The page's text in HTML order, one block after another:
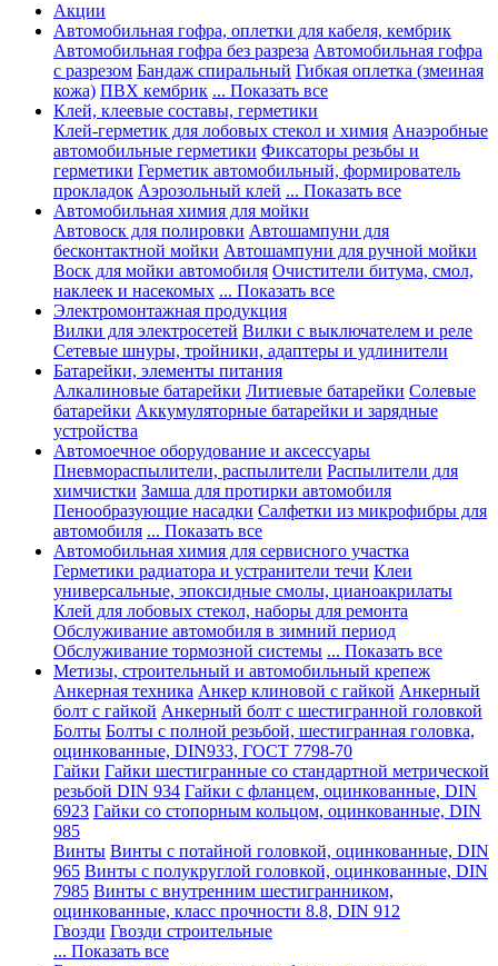
Акции
Автомобильная гофра, оплетки для кабеля, кембрик
Автомобильная гофра без разреза Автомобильная гофра
с разрезом Бандаж спиральный Гибкая оплетка (змеиная
кожа) ПВХ кембрик ... Показать все
Клей, клеевые составы, герметики
Клей-герметик для лобовых стекол и химия Анаэробные
автомобильные герметики Фиксаторы резьбы и
герметики Герметик автомобильный, формирователь
прокладок Аэрозольный клей ... Показать все
Автомобильная химия для мойки
Автовоск для полировки Автошампуни для
бесконтактной мойки Автошампуни для ручной мойки
Воск для мойки автомобиля Очистители битума, смол,
наклеек и насекомых ... Показать все
Электромонтажная продукция
Вилки для электросетей Вилки с выключателем и реле
Сетевые шнуры, тройники, адаптеры и удлинители
Батарейки, элементы питания
Алкалиновые батарейки Литиевые батарейки Солевые
батарейки Аккумуляторные батарейки и зарядные
устройства
Автомоечное оборудование и аксессуары
Пневмораспылители, распылители Распылители для
химчистки Замша для протирки автомобиля
Пенообразующие насадки Салфетки из микрофибры для
автомобиля ... Показать все
Автомобильная химия для сервисного участка
Герметики радиатора и устранители течи Клеи
универсальные, эпоксидные смолы, цианоакрилаты
Клей для лобовых стекол, наборы для ремонта
Обслуживание автомобиля в зимний период
Обслуживание тормозной системы ... Показать все
Метизы, строительный и автомобильный крепеж
Анкерная техника Анкер клиновой с гайкой Анкерный
болт с гайкой Анкерный болт с шестигранной головкой
Болты Болты с полной резьбой, шестигранная головка,
оцинкованные, DIN933, ГОСТ 7798-70
Гайки Гайки шестигранные со стандартной метрической
резьбой DIN 934 Гайки с фланцем, оцинкованные, DIN
6923 Гайки со стопорным кольцом, оцинкованные, DIN
985
Винты Винты с потайной головкой, оцинкованные, DIN
965 Винты с полукруглой головкой, оцинкованные, DIN
7985 Винты с внутренним шестигранником,
оцинкованные, класс прочности 8.8, DIN 912
Гвозди Гвозди строительные
... Показать все